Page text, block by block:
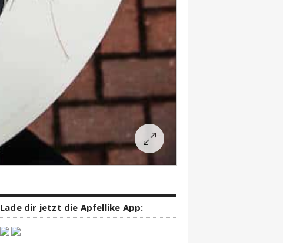
Lade dir jetzt die Apfellike App: